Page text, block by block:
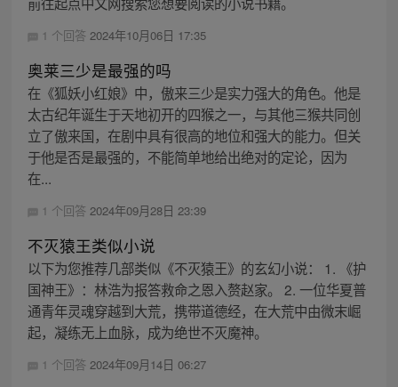
1 个回答 2024年10月06日 17:35
奥莱三少是最强的吗
在《狐妖小红娘》中，傲来三少是实力强大的角色。他是
太古纪年诞生于天地初开的四猴之一，与其他三猴共同创
立了傲来国，在剧中具有很高的地位和强大的能力。但关
于他是否是最强的，不能简单地给出绝对的定论，因为
在...
1 个回答 2024年09月28日 23:39
不灭猿王类似小说
以下为您推荐几部类似《不灭猿王》的玄幻小说： 1. 《护
国神王》：林浩为报答救命之恩入赘赵家。 2. 一位华夏普
通青年灵魂穿越到大荒，携带道德经，在大荒中由微末崛
起，凝练无上血脉，成为绝世不灭魔神。
1 个回答 2024年09月14日 06:27